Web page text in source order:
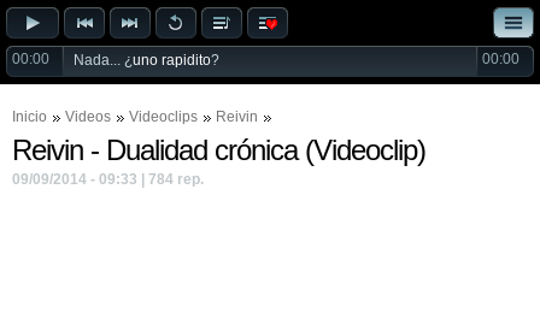
00:00 Nada... ¿uno rapidito? 00:00
Inicio Videos Videoclips Reivin
Reivin - Dualidad crónica (Videoclip)
09/09/2014 - 09:33 | 784 rep.